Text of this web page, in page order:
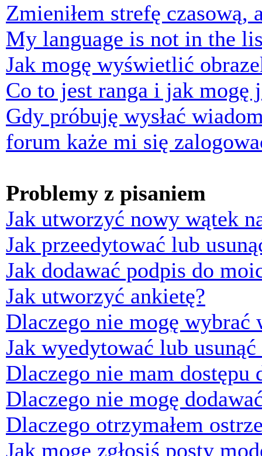
Zmieniłem strefę czasową,
My language is not in the
Jak mogę wyświetlić
Co to jest ranga i jak mogę
Gdy próbuję wysłać
forum każe mi się
Problemy z pisaniem
Jak utworzyć nowy wątek
Jak przeedytować lub
Jak dodawać podpis do
Jak utworzyć ankietę?
Dlaczego nie mogę wybrać
Jak wyedytować lub usunąć
Dlaczego nie mam dostępu
Dlaczego nie mogę
Dlaczego otrzymałem
Jak mogę zgłosiś posty